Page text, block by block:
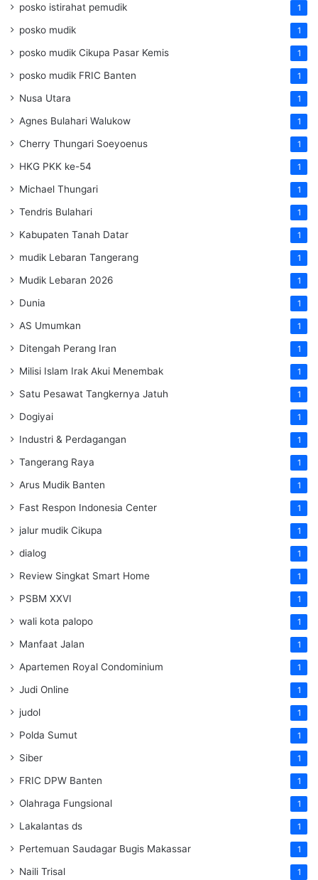
posko istirahat pemudik 1
posko mudik 1
posko mudik Cikupa Pasar Kemis 1
posko mudik FRIC Banten 1
Nusa Utara 1
Agnes Bulahari Walukow 1
Cherry Thungari Soeyoenus 1
HKG PKK ke-54 1
Michael Thungari 1
Tendris Bulahari 1
Kabupaten Tanah Datar 1
mudik Lebaran Tangerang 1
Mudik Lebaran 2026 1
Dunia 1
AS Umumkan 1
Ditengah Perang Iran 1
Milisi Islam Irak Akui Menembak 1
Satu Pesawat Tangkernya Jatuh 1
Dogiyai 1
Industri & Perdagangan 1
Tangerang Raya 1
Arus Mudik Banten 1
Fast Respon Indonesia Center 1
jalur mudik Cikupa 1
dialog 1
Review Singkat Smart Home 1
PSBM XXVI 1
wali kota palopo 1
Manfaat Jalan 1
Apartemen Royal Condominium 1
Judi Online 1
judol 1
Polda Sumut 1
Siber 1
FRIC DPW Banten 1
Olahraga Fungsional 1
Lakalantas ds 1
Pertemuan Saudagar Bugis Makassar 1
Naili Trisal 1